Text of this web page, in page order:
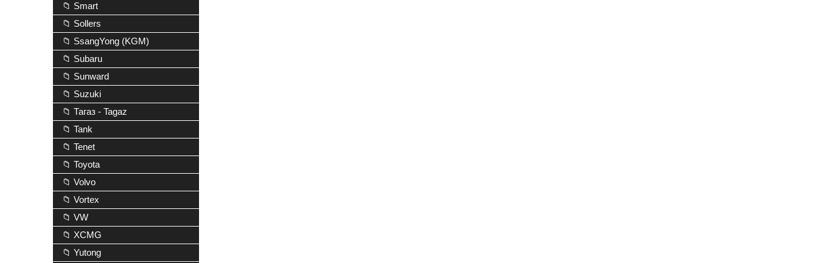
📁 Smart
📁 Sollers
📁 SsangYong (KGM)
📁 Subaru
📁 Sunward
📁 Suzuki
📁 Тагаз - Tagaz
📁 Tank
📁 Tenet
📁 Toyota
📁 Volvo
📁 Vortex
📁 VW
📁 XCMG
📁 Yutong